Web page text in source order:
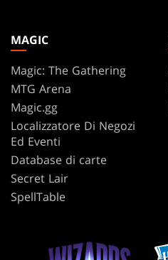
MAGIC
Magic: The Gathering
MTG Arena
Magic.gg
Localizzatore Di Negozi
Ed Eventi
Database di carte
Secret Lair
SpellTable